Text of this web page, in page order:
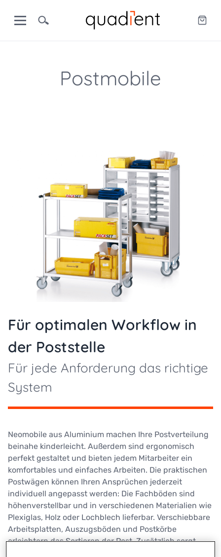
Postmobile
Für optimalen Workflow in
der Poststelle
Für jede Anforderung das richtige
System
Neomobile aus Aluminium machen Ihre Postverteilung
beinahe kinderleicht. Außerdem sind ergonomisch
perfekt gestaltet und bieten jedem Mitarbeiter ein
komfortables und einfaches Arbeiten. Die praktischen
Postwägen können Ihren Ansprüchen jederzeit
individuell angepasst werden: Die Fachböden sind
höhenverstellbar und in verschiedenen Materialien wie
Plexiglas, Holz oder Lochblech lieferbar. Verschiebbare
Arbeitsplatten, Auszugsböden und Postkörbe
erleichtern das Sortieren der Post. Zusätzlich sorgt